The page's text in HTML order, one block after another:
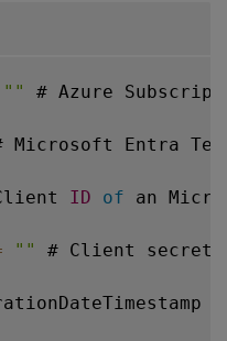
"" # Azure
Microsoft Entra
ID of an
"" # Client secret